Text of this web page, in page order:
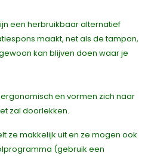
een herbruikbaar alternatief
maakt, net als de tampon,
kan blijven doen waar je
en vormen zich naar
zal doorlekken.
ze makkelijk uit en ze mogen ook
(gebruik een